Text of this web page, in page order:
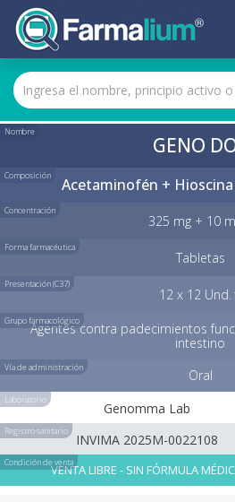
Nombre
GENO
Composición Acetaminofén +
Concentración
325 mg + 10
Forma farmacéutica
Tabletas
Presentación (C37)
12 x 12 Und.
Grupo farmacológico
Agentes contra padecimientos
intestino
Vía de administración Oral
Laboratorio
Genomma Lab
Registro sanitario
INVIMA 2025M-0022108
Condición de ventaVENTA LIBRE - SIN FÓRMULA